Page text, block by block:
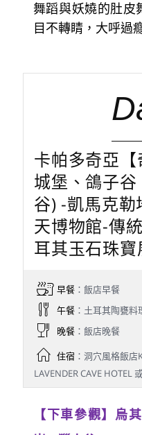
舞蹈與妖嬈的肚皮
目不轉睛，大呼過
卡帕多奇亞
城堡、鴿子
谷) -凱馬克
天博物館-傳
耳其玉石珠寶
早餐：飯店早餐
午餐：土耳其陶甕料
晚餐：飯店晚餐
住宿：洞穴風格飯店
LAVENDER CAVE HOTEL
【下車參觀】烏